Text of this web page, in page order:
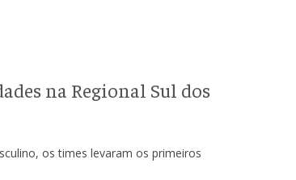
na Regional Sul dos
os times levaram os primeiros